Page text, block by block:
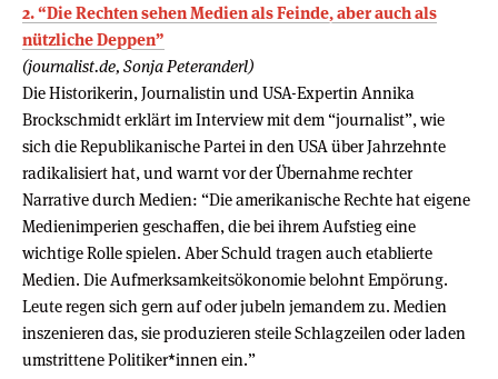
2. “Die Rechten sehen Medien als Feinde, aber auch als
nützliche Deppen”
(journalist.de, Sonja Peteranderl)
Die Historikerin, Journalistin und USA-Expertin Annika
Brockschmidt erklärt im Interview mit dem “journalist”, wie
sich die Republikanische Partei in den USA über Jahrzehnte
radikalisiert hat, und warnt vor der Übernahme rechter
Narrative durch Medien: “Die amerikanische Rechte hat eigene
Medienimperien geschaffen, die bei ihrem Aufstieg eine
wichtige Rolle spielen. Aber Schuld tragen auch etablierte
Medien. Die Aufmerksamkeitsökonomie belohnt Empörung.
Leute regen sich gern auf oder jubeln jemandem zu. Medien
inszenieren das, sie produzieren steile Schlagzeilen oder laden
umstrittene Politiker*innen ein.”